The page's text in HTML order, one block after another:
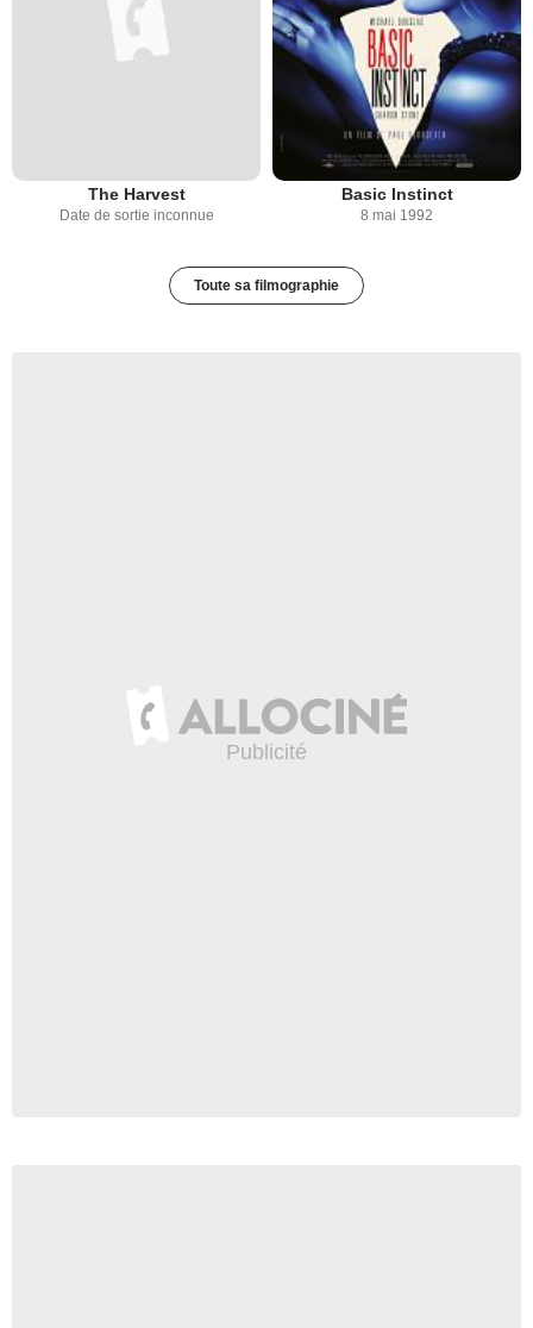
The Harvest
Date de sortie inconnue
Basic Instinct
8 mai 1992
Toute sa filmographie